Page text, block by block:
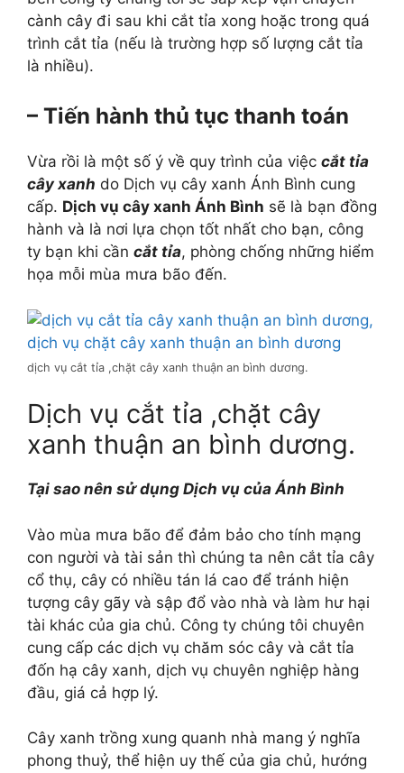
cành cây đi sau khi cắt tỉa xong hoặc trong quá
trình cắt tỉa (nếu là trường hợp số lượng cắt tỉa
là nhiều).
– Tiến hành thủ tục thanh toán
Vừa rồi là một số ý về quy trình của việc cắt tỉa
cây xanh do Dịch vụ cây xanh Ánh Bình cung
cấp. Dịch vụ cây xanh Ánh Bình sẽ là bạn đồng
hành và là nơi lựa chọn tốt nhất cho bạn, công
ty bạn khi cần cắt tỉa, phòng chống những hiểm
họa mỗi mùa mưa bão đến.
dịch vụ cắt tỉa ,chặt cây xanh thuận an bình dương.
Dịch vụ cắt tỉa ,chặt cây
xanh thuận an bình dương.
Tại sao nên sử dụng Dịch vụ của Ánh Bình
Vào mùa mưa bão để đảm bảo cho tính mạng
con người và tài sản thì chúng ta nên cắt tỉa cây
cổ thụ, cây có nhiều tán lá cao để tránh hiện
tượng cây gãy và sập đổ vào nhà và làm hư hại
tài khác của gia chủ. Công ty chúng tôi chuyên
cung cấp các dịch vụ chăm sóc cây và cắt tỉa
đốn hạ cây xanh, dịch vụ chuyên nghiệp hàng
đầu, giá cả hợp lý.
Cây xanh trồng xung quanh nhà mang ý nghĩa
phong thuỷ, thể hiện uy thế của gia chủ, hướng